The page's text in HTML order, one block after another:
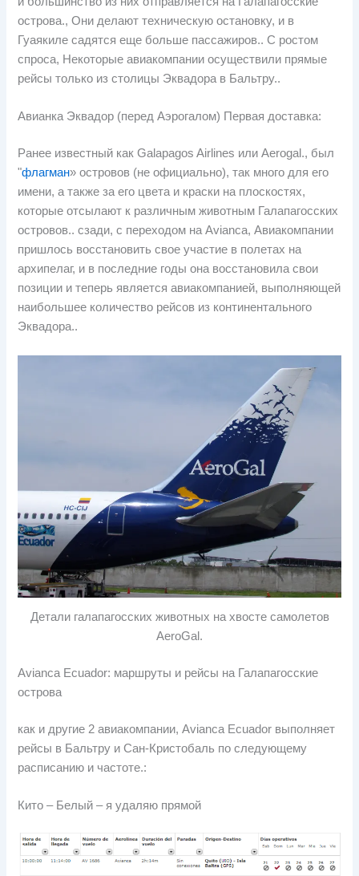
острова., Они делают техническую остановку, и в
Гуаякиле садятся еще больше пассажиров.. С ростом
спроса, Некоторые авиакомпании осуществили прямые
рейсы только из столицы Эквадора в Бальтру..
Авианка Эквадор (перед Аэрогалом) Первая доставка:
Ранее известный как Galapagos Airlines или Aerogal., был
"флагман» островов (не официально), так много для его
имени, а также за его цвета и краски на плоскостях,
которые отсылают к различным животным Галапагосских
островов.. сзади, с переходом на Avianca, Авиакомпании
пришлось восстановить свое участие в полетах на
архипелаг, и в последние годы она восстановила свои
позиции и теперь является авиакомпанией, выполняющей
наибольшее количество рейсов из континентального
Эквадора..
Детали галапагосских животных на хвосте самолетов
AeroGal.
Avianca Ecuador: маршруты и рейсы на Галапагосские
острова
как и другие 2 авиакомпании, Avianca Ecuador выполняет
рейсы в Бальтру и Сан-Кристобаль по следующему
расписанию и частоте.:
Кито – Белый – я удаляю прямой